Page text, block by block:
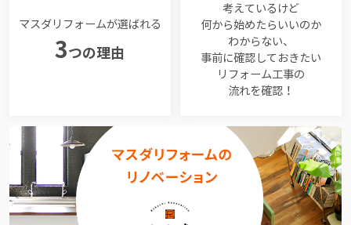
マスダリフォームが選ばれる
3つの理由
考えているけど
何から始めたらいいのか
わからない、
事前に確認しておきたい
リフォーム工事の
流れを確認！